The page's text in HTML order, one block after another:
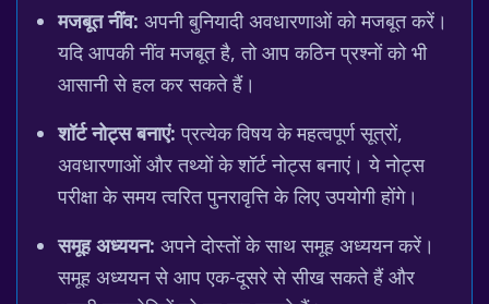
मजबूत नींव: अपनी बुनियादी अवधारणाओं को मजबूत करें।
यदि आपकी नींव मजबूत है, तो आप कठिन प्रश्नों को भी
आसानी से हल कर सकते हैं।
शॉर्ट नोट्स बनाएं: प्रत्येक विषय के महत्वपूर्ण सूत्रों,
अवधारणाओं और तथ्यों के शॉर्ट नोट्स बनाएं। ये नोट्स
परीक्षा के समय त्वरित पुनरावृत्ति के लिए उपयोगी होंगे।
समूह अध्ययन: अपने दोस्तों के साथ समूह अध्ययन करें।
समूह अध्ययन से आप एक-दूसरे से सीख सकते हैं और